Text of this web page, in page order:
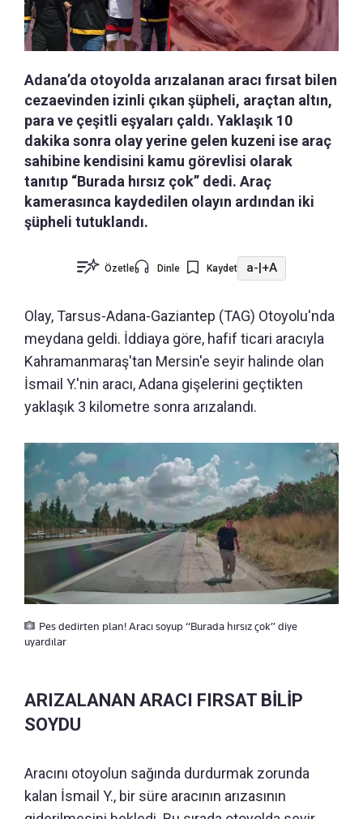
Adana’da otoyolda arızalanan aracı fırsat bilen
cezaevinden izinli çıkan şüpheli, araçtan altın,
para ve çeşitli eşyaları çaldı. Yaklaşık 10
dakika sonra olay yerine gelen kuzeni ise araç
sahibine kendisini kamu görevlisi olarak
tanıtıp “Burada hırsız çok” dedi. Araç
kamerasınca kaydedilen olayın ardından iki
şüpheli tutuklandı.
Özetle Dinle Kaydet a-|+A
Olay, Tarsus-Adana-Gaziantep (TAG) Otoyolu'nda
meydana geldi. İddiaya göre, hafif ticari aracıyla
Kahramanmaraş'tan Mersin'e seyir halinde olan
İsmail Y.'nin aracı, Adana gişelerini geçtikten
yaklaşık 3 kilometre sonra arızalandı.
Pes dedirten plan! Aracı soyup “Burada hırsız çok” diye
uyardılar
ARIZALANAN ARACI FIRSAT BİLİP
SOYDU
Aracını otoyolun sağında durdurmak zorunda
kalan İsmail Y., bir süre aracının arızasının